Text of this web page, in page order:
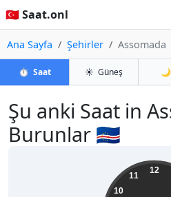
🇹🇷 Saat.onl
Ana Sayfa Şehirler Assomada
⏱️ Saat ☀️ Güneş 🌙
Şu anki Saat in
Burunlar 🇨🇻
12
10
11